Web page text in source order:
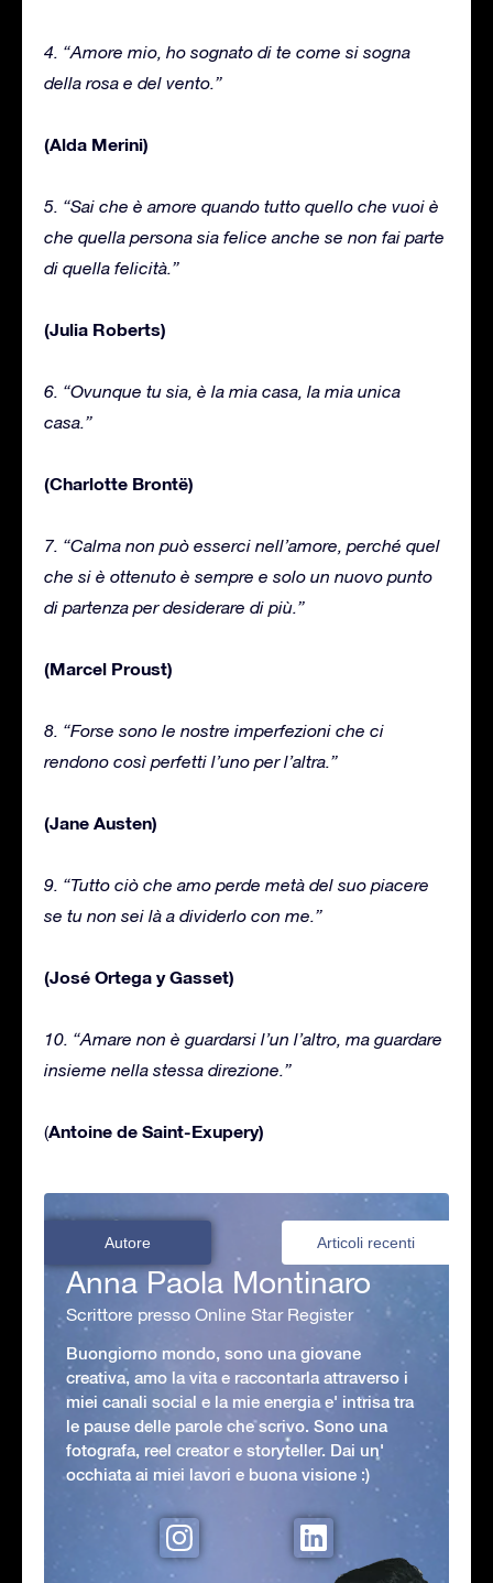
4. “Amore mio, ho sognato di te come si sogna
della rosa e del vento.”
(Alda Merini)
5. “Sai che è amore quando tutto quello che vuoi è
che quella persona sia felice anche se non fai parte
di quella felicità.”
(Julia Roberts)
6. “Ovunque tu sia, è la mia casa, la mia unica
casa.”
(Charlotte Brontë)
7. “Calma non può esserci nell’amore, perché quel
che si è ottenuto è sempre e solo un nuovo punto
di partenza per desiderare di più.”
(Marcel Proust)
8. “Forse sono le nostre imperfezioni che ci
rendono così perfetti l’uno per l’altra.”
(Jane Austen)
9. “Tutto ciò che amo perde metà del suo piacere
se tu non sei là a dividerlo con me.”
(José Ortega y Gasset)
10. “Amare non è guardarsi l’un l’altro, ma guardare
insieme nella stessa direzione.”
(Antoine de Saint-Exupery)
Autore Articoli recenti
Anna Paola Montinaro
Scrittore presso Online Star Register
Buongiorno mondo, sono una giovane
creativa, amo la vita e raccontarla attraverso i
miei canali social e la mie energia e' intrisa tra
le pause delle parole che scrivo. Sono una
fotografa, reel creator e storyteller. Dai un'
occhiata ai miei lavori e buona visione :)